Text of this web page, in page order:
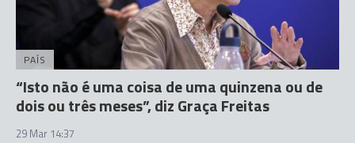
PAÍS
“Isto não é uma coisa de uma quinzena ou de
dois ou três meses”, diz Graça Freitas
29 Mar 14:37